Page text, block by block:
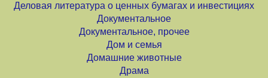
Деловая литература о ценных бумагах и инвестициях
Документальное
Документальное, прочее
Дом и семья
Домашние животные
Драма